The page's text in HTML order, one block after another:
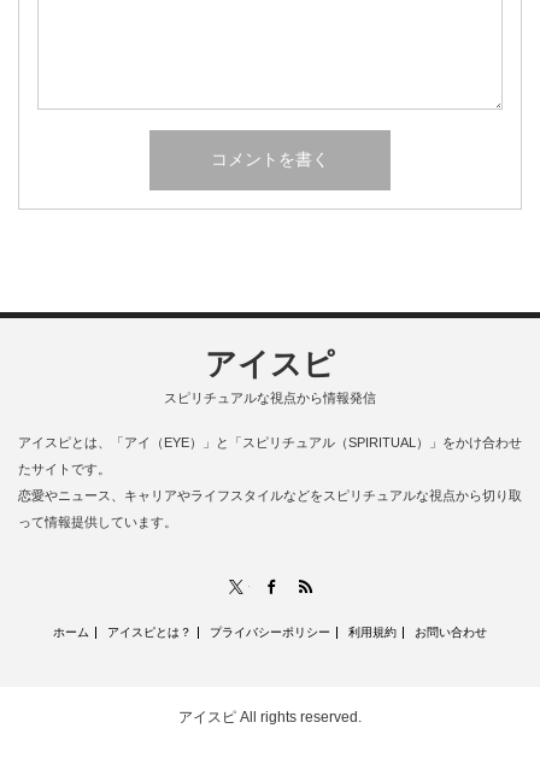
アイスピ
スピリチュアルな視点から情報発信
アイスピとは、「アイ（EYE）」と「スピリチュアル（SPIRITUAL）」をかけ合わせ
たサイトです。
恋愛やニュース、キャリアやライフスタイルなどをスピリチュアルな視点から切り取
って情報提供しています。
X Facebook
ホーム アイスピとは？ プライバシーポリシー 利用規約 お問い合わせ
アイスピ All rights reserved.